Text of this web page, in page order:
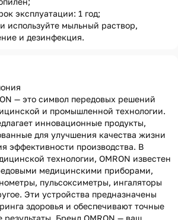
эксплуатации: 1 год;
используйте мыльный раствор,
и дезинфекция.
— это символ передовых решений
и промышленной технологии.
инновационные продукты,
для улучшения качества жизни
эффективности производства. В
технологии, OMRON известен
медицинскими приборами,
пульсоксиметры, ингаляторы
Эти устройства предназначены
здоровья и обеспечивают точные
Бренд OMRON — ваш